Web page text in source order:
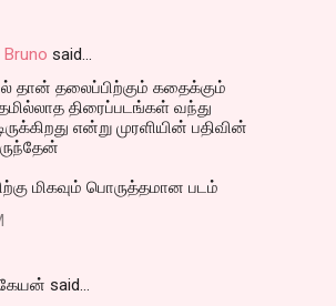
said…
தான் தலைப்பிற்கும் கதைக்கும்
திரைப்படங்கள் வந்து
என்று முரளியின் பதிவின்
மிகவும் பொருத்தமான படம்
said…